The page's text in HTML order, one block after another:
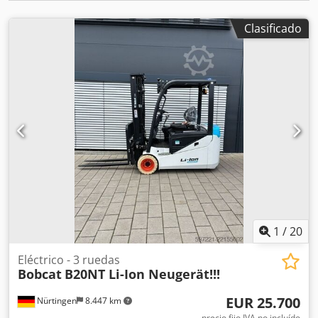
Clasificado
1 /20
Nürtingen 8.447 km
Eléctrico - 3 ruedas
Bobcat B20NT Li-Ion Neugerät!!!
EUR 25.700